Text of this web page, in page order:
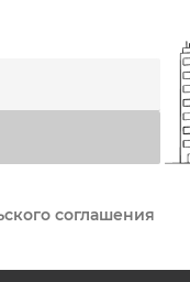
соглашения